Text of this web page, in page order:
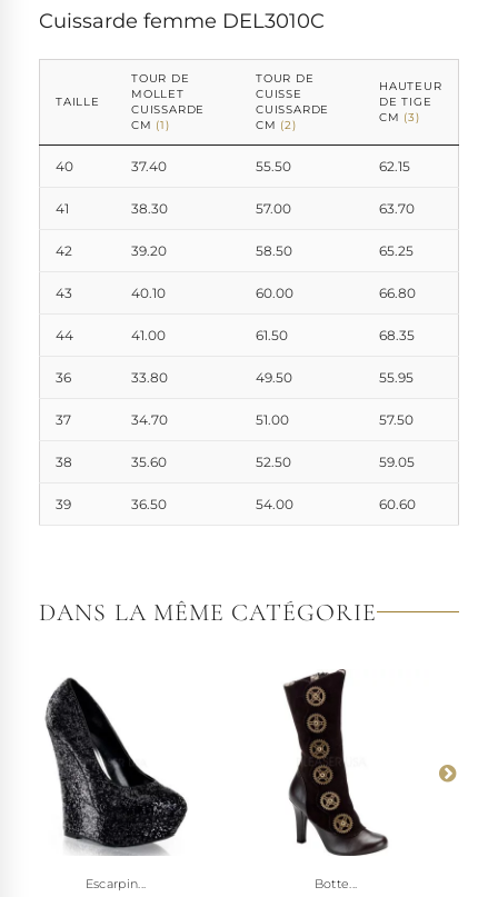
Cuissarde femme DEL3010C
TAILLE
TOUR DE
MOLLET
CUISSARDE
CM (1)
TOUR DE
CUISSE
CUISSARDE
CM (2)
HAUTEUR
DE TIGE
CM (3)
40 37.40 55.50 62.15
41 38.30 57.00 63.70
42 39.20 58.50 65.25
43 40.10 60.00 66.80
44 41.00 61.50 68.35
36 33.80 49.50 55.95
37 34.70 51.00 57.50
38 35.60 52.50 59.05
39 36.50 54.00 60.60
DANS LA MÊME CATÉGORIE
Escarpin... Botte...